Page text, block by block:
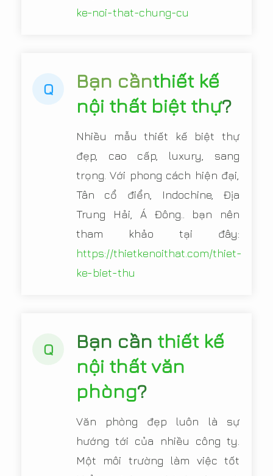
ke-noi-that-chung-cu
Q Bạn cầnthiết kế
nội thất biệt thự?
Nhiều mẫu thiết kế biệt thự
đẹp, cao cấp, luxury, sang
trọng. Với phong cách hiện đại,
Tân cổ điển, Indochine, Địa
Trung Hải, Á Đông.. bạn nên
tham khảo tại đây:
https://thietkenoithat.com/thiet-
ke-biet-thu
Q Bạn cần thiết kế
nội thất văn
phòng?
Văn phòng đẹp luôn là sự
hướng tới của nhiều công ty.
Một môi trường làm việc tốt